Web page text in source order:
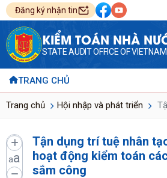
Đăng ký nhận tin
KIỂM TOÁN NHÀ
STATE AUDIT OFFICE OF VIETNAM
TRANG CHỦ
Trang chủ Hội nhập và phát triển
aa
Tận dụng trí tuệ nhân
hoạt động kiểm toán
sắm công